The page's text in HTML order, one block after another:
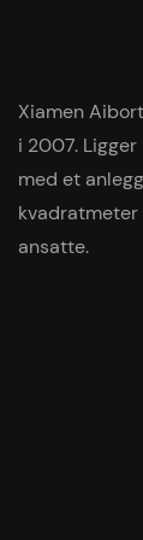
Xiamen
i 2007. Ligger
med et
kvadratmeter
ansatte.